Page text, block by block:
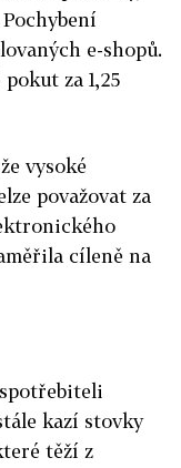
e-shopů.
za 1,25
vysoké
považovat za
cíleně na
kazí stovky
těží z